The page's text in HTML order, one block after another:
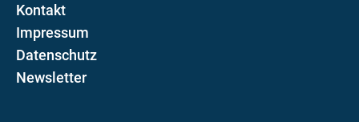
Kontakt
Impressum
Datenschutz
Newsletter